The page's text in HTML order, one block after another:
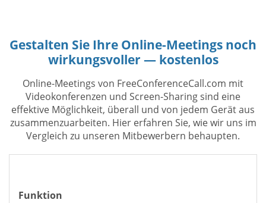
Gestalten Sie Ihre Online-Meetings noch
wirkungsvoller — kostenlos
Online-Meetings von FreeConferenceCall.com mit
Videokonferenzen und Screen-Sharing sind eine
effektive Möglichkeit, überall und von jedem Gerät aus
zusammenzuarbeiten. Hier erfahren Sie, wie wir uns im
Vergleich zu unseren Mitbewerbern behaupten.
Funktion